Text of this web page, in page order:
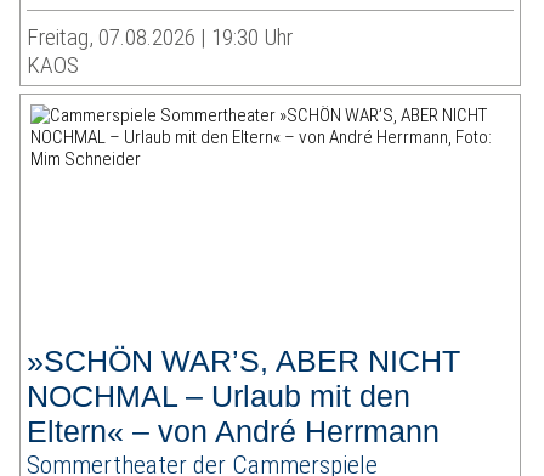
Freitag, 07.08.2026 | 19:30 Uhr
KAOS
»SCHÖN WAR’S, ABER NICHT
NOCHMAL – Urlaub mit den
Eltern« – von André Herrmann
Sommertheater der Cammerspiele